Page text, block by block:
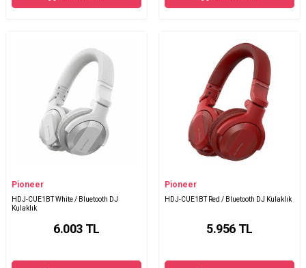
Pioneer
HDJ-CUE1BT White / Bluetooth DJ
Kulaklık
6.003 TL
Pioneer
HDJ-CUE1BT Red / Bluetooth DJ Kulaklık
5.956 TL